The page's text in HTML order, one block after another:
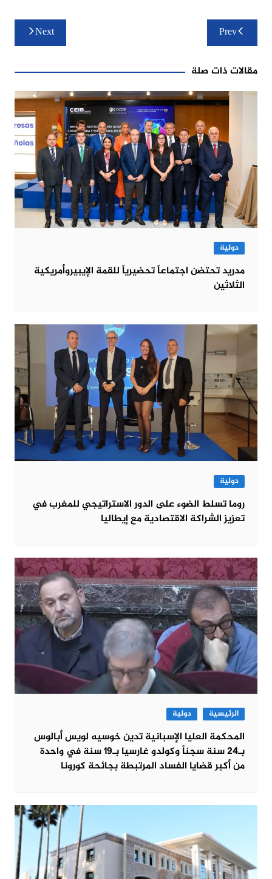
تصفّح
المقالات
Prev
Next
مقالات ذات صلة
دولية
مدريد تحتضن اجتماعاً تحضيرياً للقمة الإيبيروأمريكية
الثلاثين
دولية
روما تسلط الضوء على الدور الاستراتيجي للمغرب في
تعزيز الشراكة الاقتصادية مع إيطاليا
الرئيسية دولية
المحكمة العليا الإسبانية تدين خوسيه لويس أبالوس
بـ24 سنة سجناً وكولدو غارسيا بـ19 سنة في واحدة
من أكبر قضايا الفساد المرتبطة بجائحة كورونا